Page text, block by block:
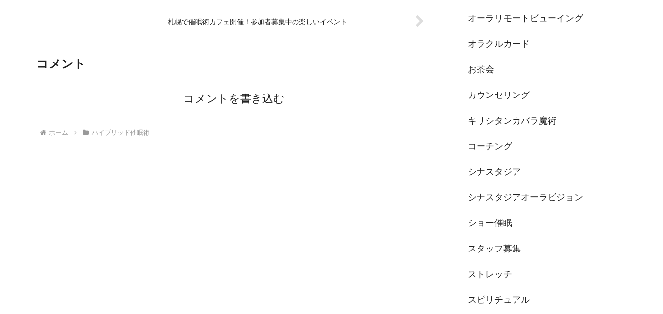
札幌で催眠術カフェ開催！参加者募集中の楽しいイベント
コメント
コメントを書き込む
ホーム ハイブリッド催眠術
オーラリモートビューイング
オラクルカード
お茶会
カウンセリング
キリシタンカバラ魔術
コーチング
シナスタジア
シナスタジアオーラビジョン
ショー催眠
スタッフ募集
ストレッチ
スピリチュアル